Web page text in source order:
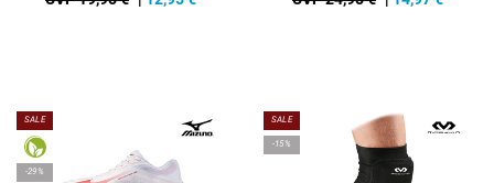
SALE
-29%
SALE
-15%